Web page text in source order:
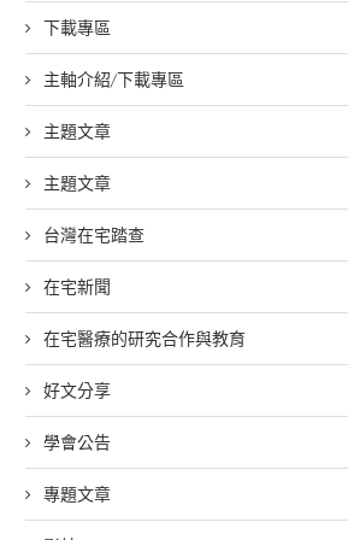
下載專區
主軸介紹/下載專區
主題文章
主題文章
台灣在宅踏查
在宅新聞
在宅醫療的研究合作與教育
好文分享
學會公告
專題文章